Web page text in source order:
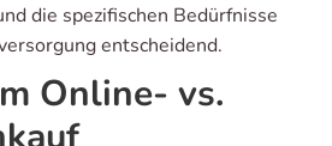
die spezifischen Bedürfnisse
entscheidend.
Online- vs.